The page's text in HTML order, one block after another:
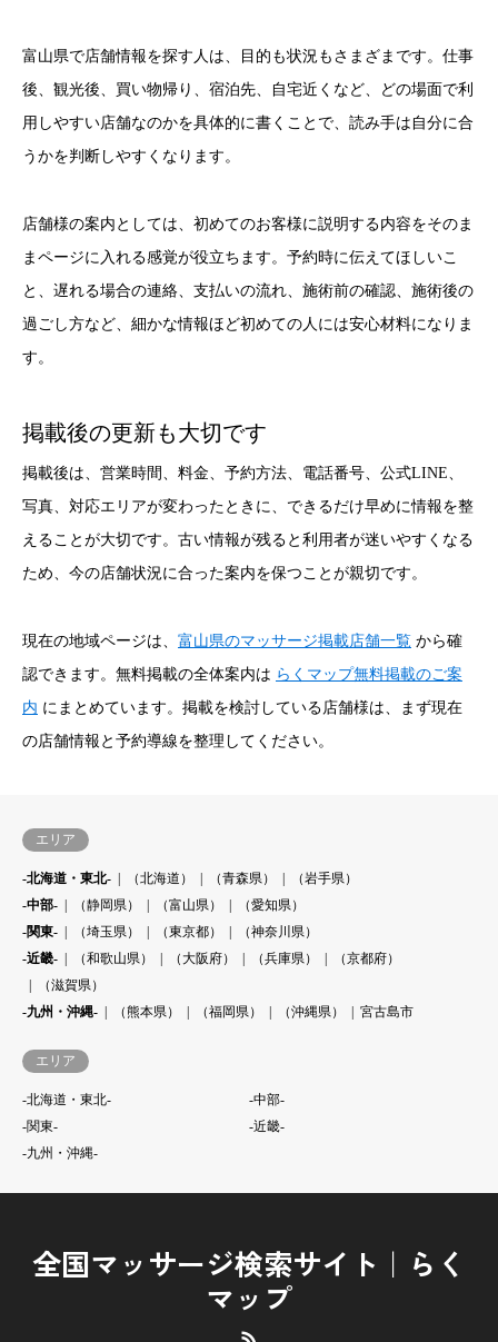
富山県で店舗情報を探す人は、目的も状況もさまざまです。仕事
後、観光後、買い物帰り、宿泊先、自宅近くなど、どの場面で利
用しやすい店舗なのかを具体的に書くことで、読み手は自分に合
うかを判断しやすくなります。
店舗様の案内としては、初めてのお客様に説明する内容をそのま
まページに入れる感覚が役立ちます。予約時に伝えてほしいこ
と、遅れる場合の連絡、支払いの流れ、施術前の確認、施術後の
過ごし方など、細かな情報ほど初めての人には安心材料になりま
す。
掲載後の更新も大切です
掲載後は、営業時間、料金、予約方法、電話番号、公式LINE、
写真、対応エリアが変わったときに、できるだけ早めに情報を整
えることが大切です。古い情報が残ると利用者が迷いやすくなる
ため、今の店舗状況に合った案内を保つことが親切です。
現在の地域ページは、 富山県のマッサージ掲載店舗一覧 から確
認できます。無料掲載の全体案内は らくマップ無料掲載のご案
内 にまとめています。掲載を検討している店舗様は、まず現在
の店舗情報と予約導線を整理してください。
エリア
-北海道・東北- （北海道） （青森県）
（岩手県）
-中部-
（静岡県） （富山県）
（愛知県）
-関東-
（埼玉県） （東京都）
（神奈川県）
-近畿-
（和歌山県） （大阪府） （兵庫県）
（京都府）
（滋賀県）
-九州・沖縄-
（熊本県） （福岡県） （沖縄県） 宮古島市
エリア
-北海道・東北-
-中部-
-関東-
-近畿-
-九州・沖縄-
全国マッサージ検索サイト｜らく
マップ